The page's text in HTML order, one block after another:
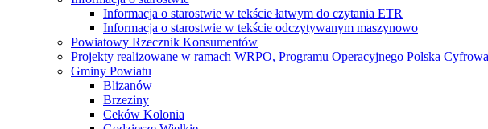
Informacja o starostwie w tekście łatwym do czytania ETR
Informacja o starostwie w tekście odczytywanym maszynowo
Powiatowy Rzecznik Konsumentów
Projekty realizowane w ramach WRPO, Programu Operacyjnego Polska
Gminy Powiatu
Blizanów
Brzeziny
Ceków Kolonia